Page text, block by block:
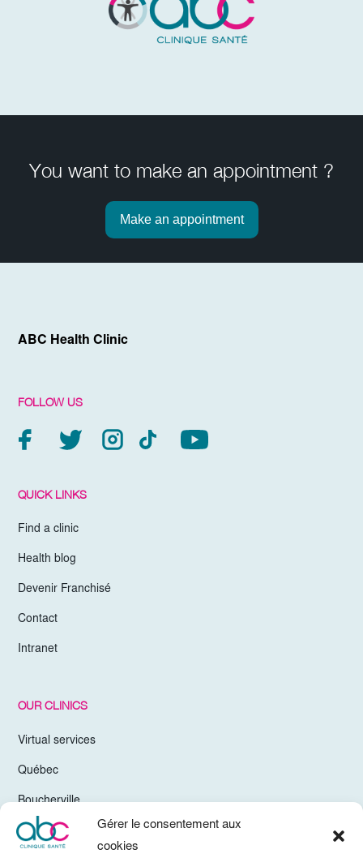
Gérer le consentement aux
cookies
You want to make an appointment ?
Make an appointment
ABC Health Clinic
FOLLOW US
QUICK LINKS
Find a clinic
Health blog
Devenir Franchisé
Contact
Intranet
OUR CLINICS
Virtual services
Québec
Boucherville
Trois-Rivières